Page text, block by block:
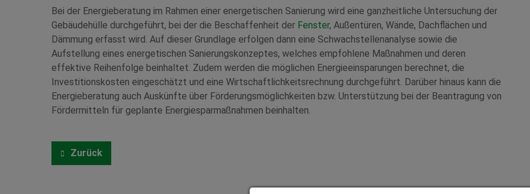
Bei der Energieberatung im Rahmen einer energetischen Sanierung wird eine ganzheitliche Untersuchung der
Gebäudehülle durchgeführt, bei der die Beschaffenheit der Fenster, Außentüren, Wände, Dachflächen und
Dämmung erfasst wird. Auf dieser Grundlage erfolgen dann eine Schwachstellenanalyse sowie die
Aufstellung eines energetischen Sanierungskonzeptes, welches empfohlene Maßnahmen und deren
effektive Reihenfolge beinhaltet. Zudem werden die möglichen Energieeinsparungen berechnet, die
Investitionskosten eingeschätzt und eine Wirtschaftlichkeitsrechnung durchgeführt. Darüber hinaus kann die
Energieberatung auch Auskünfte über Förderungsmöglichkeiten bzw. Unterstützung bei der Beantragung von
Fördermitteln für geplante Energiesparmaßnahmen beinhalten.
Zurück